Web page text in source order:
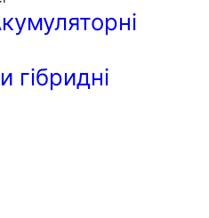
гібридні